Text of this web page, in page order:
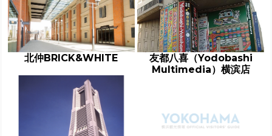
北仲BRICK&WHITE
友都八喜（Yodobashi
Multimedia）横滨店